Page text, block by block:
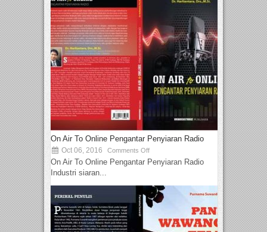
On Air To Online Pengantar Penyiaran Radio
Oct 06, 2016 Comments Off
On Air To Online Pengantar Penyiaran Radio
Industri siaran...